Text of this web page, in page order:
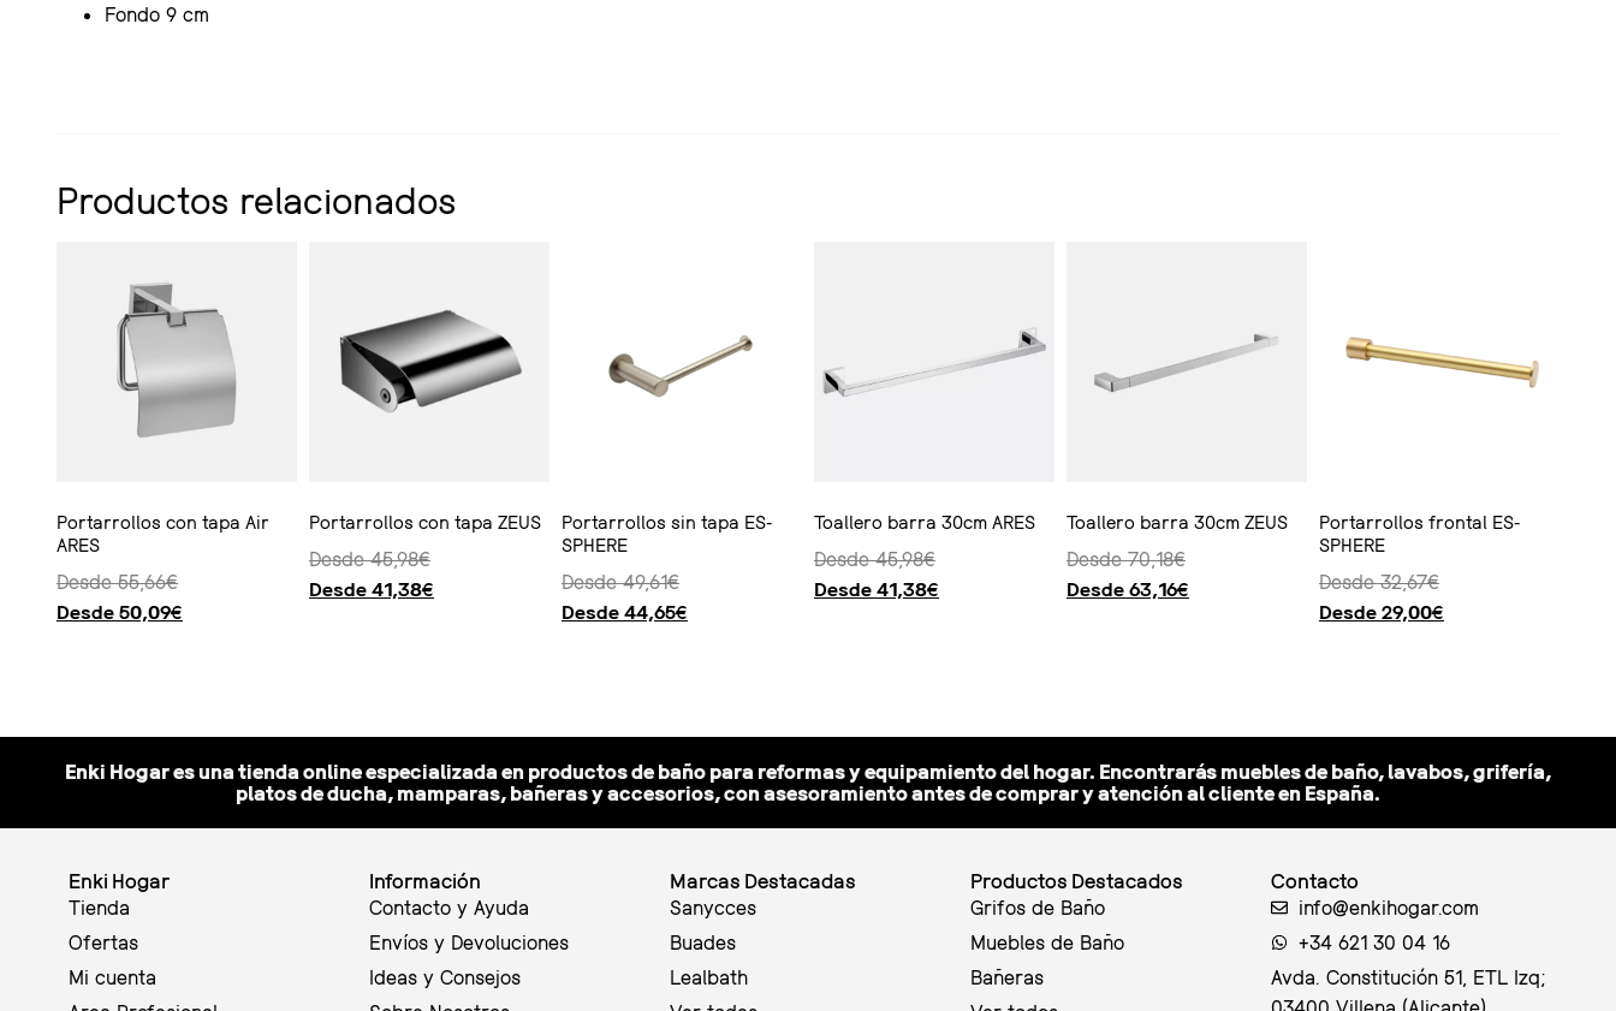
Fondo 9 cm
Productos relacionados
Portarrollos con tapa Air
ARES
Desde55,66€
Desde 50,09€
Portarrollos con tapa ZEUS
Desde45,98€
Desde 41,38€
Portarrollos sin tapa ES-
SPHERE
Desde49,61€
Desde 44,65€
Toallero barra 30cm ARES
Desde45,98€
Desde 41,38€
Toallero barra 30cm ZEUS
Desde70,18€
Desde 63,16€
Portarrollos frontal ES-
SPHERE
Desde32,67€
Desde 29,00€
Enki Hogar es una tienda online especializada en productos de baño para reformas y equipamiento del hogar. Encontrarás muebles de baño, lavabos, grifería,
platos de ducha, mamparas, bañeras y accesorios, con asesoramiento antes de comprar y atención al cliente en España.
Enki Hogar
Tienda
Ofertas
Mi cuenta
Información
Contacto y Ayuda
Envíos y Devoluciones
Ideas y Consejos
Marcas Destacadas
Sanycces
Buades
Lealbath
Productos Destacados
Grifos de Baño
Muebles de Baño
Bañeras
Contacto
info@enkihogar.com
+34 621 30 04 16
Avda. Constitución 51, ETL Izq;